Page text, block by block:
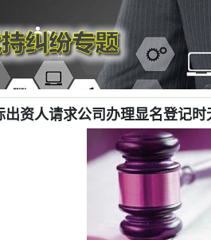
出资人请求公司办理显名登记